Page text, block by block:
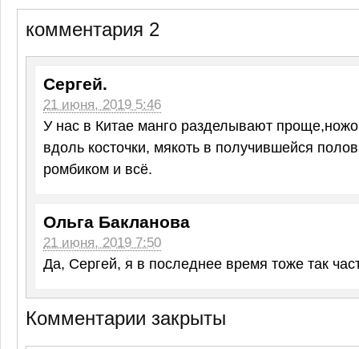
комментария 2
Сергей.
21 июня, 2019 5:46
У нас в Китае манго разделывают
вдоль косточки, мякоть в получившейся
ромбиком и всё.
Ольга Бакланова
21 июня, 2019 7:50
Да, Сергей, я в последнее время тоже так
Комментарии закрыты